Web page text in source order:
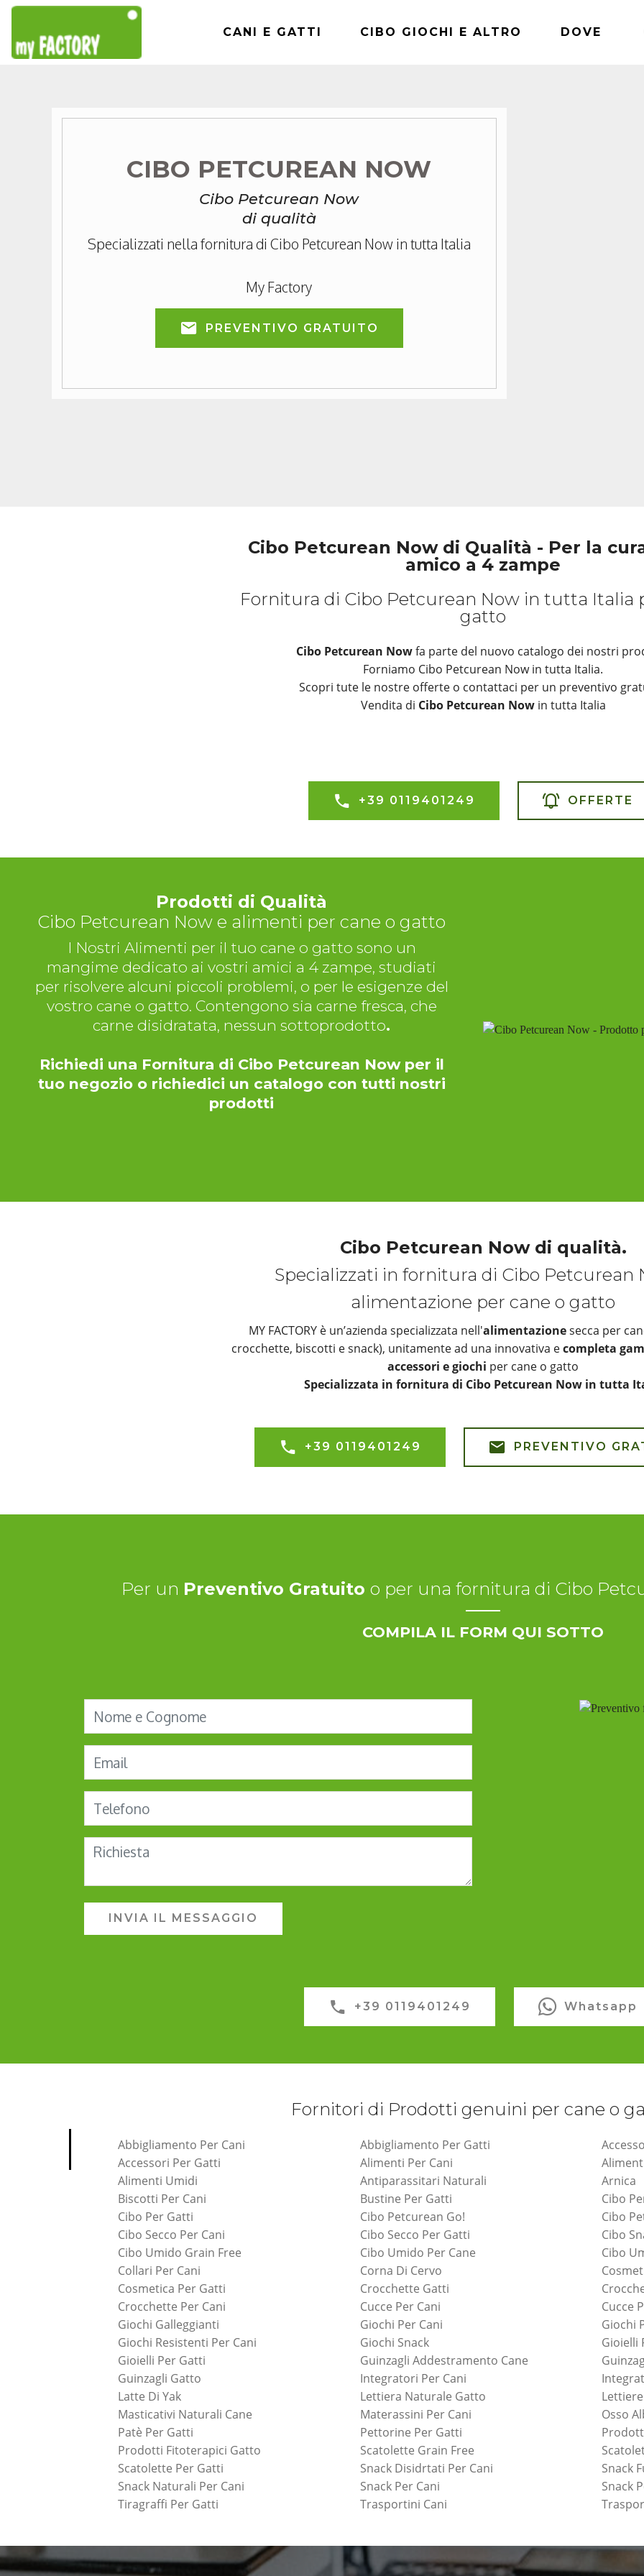
CANI E GATTI CIBO GIOCHI E ALTRO DOVE
CIBO PETCUREAN NOW
Cibo Petcurean Now
di qualità
Specializzati nella fornitura di Cibo Petcurean Now in tutta Italia
My Factory
PREVENTIVO GRATUITO
Cibo Petcurean Now di Qualità - Per la
amico a 4 zampe
Fornitura di Cibo Petcurean Now in tutta Italia
gatto
Cibo Petcurean Nowfa parte del nuovo catalogo dei nostri
Forniamo Cibo Petcurean Now in tutta Italia.
Scopri tute le nostre offerte o contattaci per un preventivo
Vendita di Cibo Petcurean Nowin tutta Italia
+39 0119401249 OFFERTE
Prodotti di Qualità
Cibo Petcurean Now e alimenti per cane o gatto
I Nostri Alimenti per il tuo cane o gatto sono un
mangime dedicato ai vostri amici a 4 zampe, studiati
per risolvere alcuni piccoli problemi, o per le esigenze del
vostro cane o gatto. Contengono sia carne fresca, che
carne disidratata, nessun sottoprodotto.
Richiedi una Fornitura di Cibo Petcurean Now per il
tuo negozio o richiedici un catalogo con tutti nostri
prodotti
Cibo Petcurean Now di qualità.
Specializzati in fornitura di Cibo Petcurean
alimentazione per cane o gatto
MY FACTORY è un’azienda specializzata nell'alimentazionesecca per
crocchette, biscotti e snack), unitamente ad una innovativa ecompleta
accessori e giochi per cane o gatto
Specializzata in fornitura di Cibo Petcurean Now in tutta
+39 0119401249 PREVENTIVO
Per un Preventivo Gratuito o per una fornitura di Cibo
COMPILA IL FORM QUI SOTTO
INVIA IL MESSAGGIO
+39 0119401249 Whatsapp
Fornitori di Prodotti genuini per cane o
Abbigliamento Per Cani Abbigliamento Per Gatti
Accessori Per Gatti
Alimenti Per Cani
Alimenti Umidi
Antiparassitari Naturali
Arnica
Biscotti Per Cani
Bustine Per Gatti
Cibo
Cibo Per Gatti
Cibo Petcurean Go!
Cibo
Cibo Secco Per Cani
Cibo Secco Per Gatti
Cibo
Cibo Umido Grain Free
Cibo Umido Per Cane
Cibo
Collari Per Cani
Corna Di Cervo
Cosmetica Per Gatti
Crocchette Gatti
Crocchette Per Cani
Cucce Per Cani
Cucce
Giochi Galleggianti
Giochi Per Cani
Giochi
Giochi Resistenti Per Cani
Giochi Snack
Gioielli
Gioielli Per Gatti
Guinzagli Addestramento Cane
Guinzagli Gatto
Integratori Per Cani
Latte Di Yak
Lettiera Naturale Gatto
Masticativi Naturali Cane
Materassini Per Cani
Osso
Patè Per Gatti
Pettorine Per Gatti
Prodotti Fitoterapici Gatto
Scatolette Grain Free
Scatolette Per Gatti
Snack Disidrtati Per Cani
Snack
Snack Naturali Per Cani
Snack Per Cani
Snack
Tiragraffi Per Gatti
Trasportini Cani